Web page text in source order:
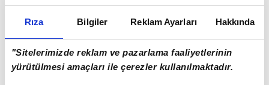
Rıza Bilgiler Reklam Ayarları Hakkında
"Sitelerimizde reklam ve pazarlama faaliyetlerinin
yürütülmesi amaçları ile çerezler kullanılmaktadır.